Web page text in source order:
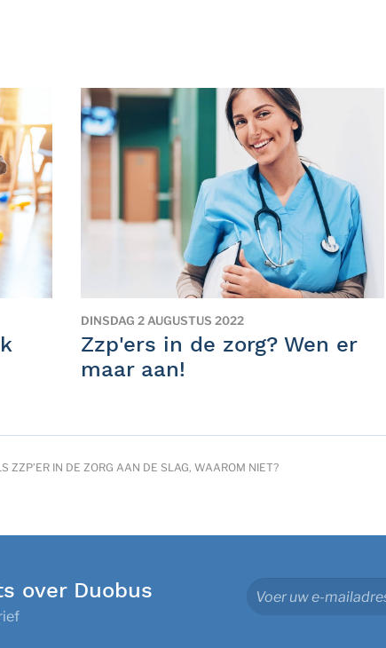
DINSDAG 2 AUGUSTUS 2022
Zzp'ers in de zorg? Wen er
maar aan!
ZZP’ER IN DE ZORG AAN DE SLAG, WAAROM NIET?
over Duobus